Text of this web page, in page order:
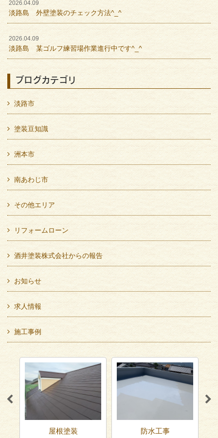
2026.04.09
淡路島 外壁塗装のチェック方法^_^
2026.04.09
淡路島 某ゴルフ練習場作業進行中です^_^
ブログカテゴリ
淡路市
塗装豆知識
洲本市
南あわじ市
その他エリア
リフォームローン
酒井塗装株式会社からの報告
お知らせ
求人情報
施工事例
屋根塗装 防水工事